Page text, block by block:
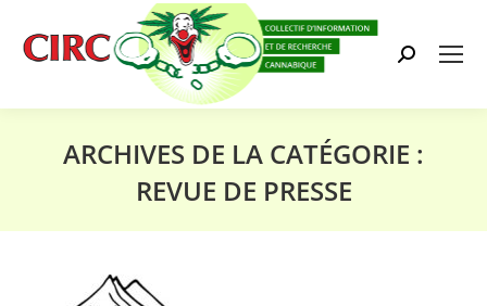
Search:
ARCHIVES DE LA CATÉGORIE :
REVUE DE PRESSE